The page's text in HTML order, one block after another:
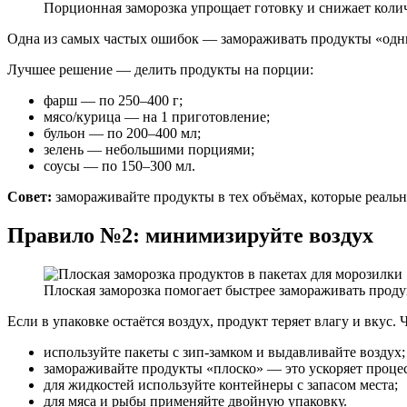
Порционная заморозка упрощает готовку и снижает
Одна из самых частых ошибок — замораживать продукты
Лучшее решение — делить продукты на порции:
фарш — по 250–400 г;
мясо/курица — на 1 приготовление;
бульон — по 200–400 мл;
зелень — небольшими порциями;
соусы — по 150–300 мл.
Совет: замораживайте продукты в тех объёмах, которые
Правило №2: минимизируйте воздух
Плоская заморозка помогает быстрее замораживать
Если в упаковке остаётся воздух, продукт теряет влагу и вкус.
используйте пакеты с зип-замком и выдавливайте воздух;
замораживайте продукты «плоско» — это ускоряет
для жидкостей используйте контейнеры с запасом места;
для мяса и рыбы применяйте двойную упаковку.